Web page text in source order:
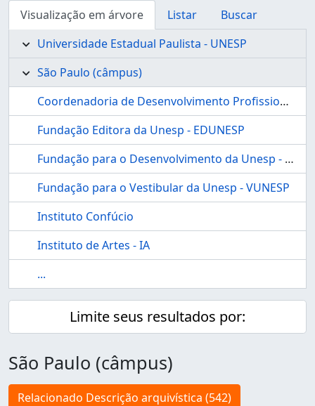
Visualização em árvore Listar
Buscar
Universidade Estadual Paulista - UNESP
São Paulo (câmpus)
Coordenadoria de Desenvolvimento Profissional e Práticas Pedagógicas - CDeP3 - IA
Fundação Editora da Unesp - EDUNESP
Fundação para o Desenvolvimento da Unesp - FUNDUNESP
Fundação para o Vestibular da Unesp - VUNESP
Instituto Confúcio
Instituto de Artes - IA
...
Limite seus resultados por:
São Paulo (câmpus)
Relacionado Descrição arquivística (542)